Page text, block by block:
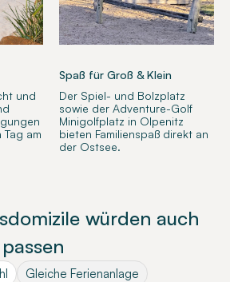
und
am
Spaß für Groß & Klein
Der Spiel- und Bolzplatz
sowie der Adventure-Golf
Minigolfplatz in Olpenitz
bieten Familienspaß direkt an
der Ostsee.
würden auch
Gleiche Ferienanlage